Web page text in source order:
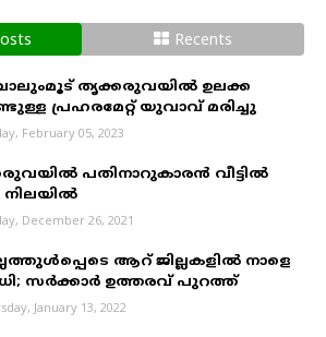
Recents
തൃക്കരുവയിൽ ഉലക്ക
പ്രഹരമേറ്റ് യുവാവ് മരിച്ചു
February 05, 2023
പതിനാറുകാരൻ വീട്ടിൽ
നിലയിൽ
December 26, 2021
ആറ് ജില്ലകളിൽ നാളെ
സർക്കാർ ഉത്തരവ് പുറത്ത്
January 13, 2022